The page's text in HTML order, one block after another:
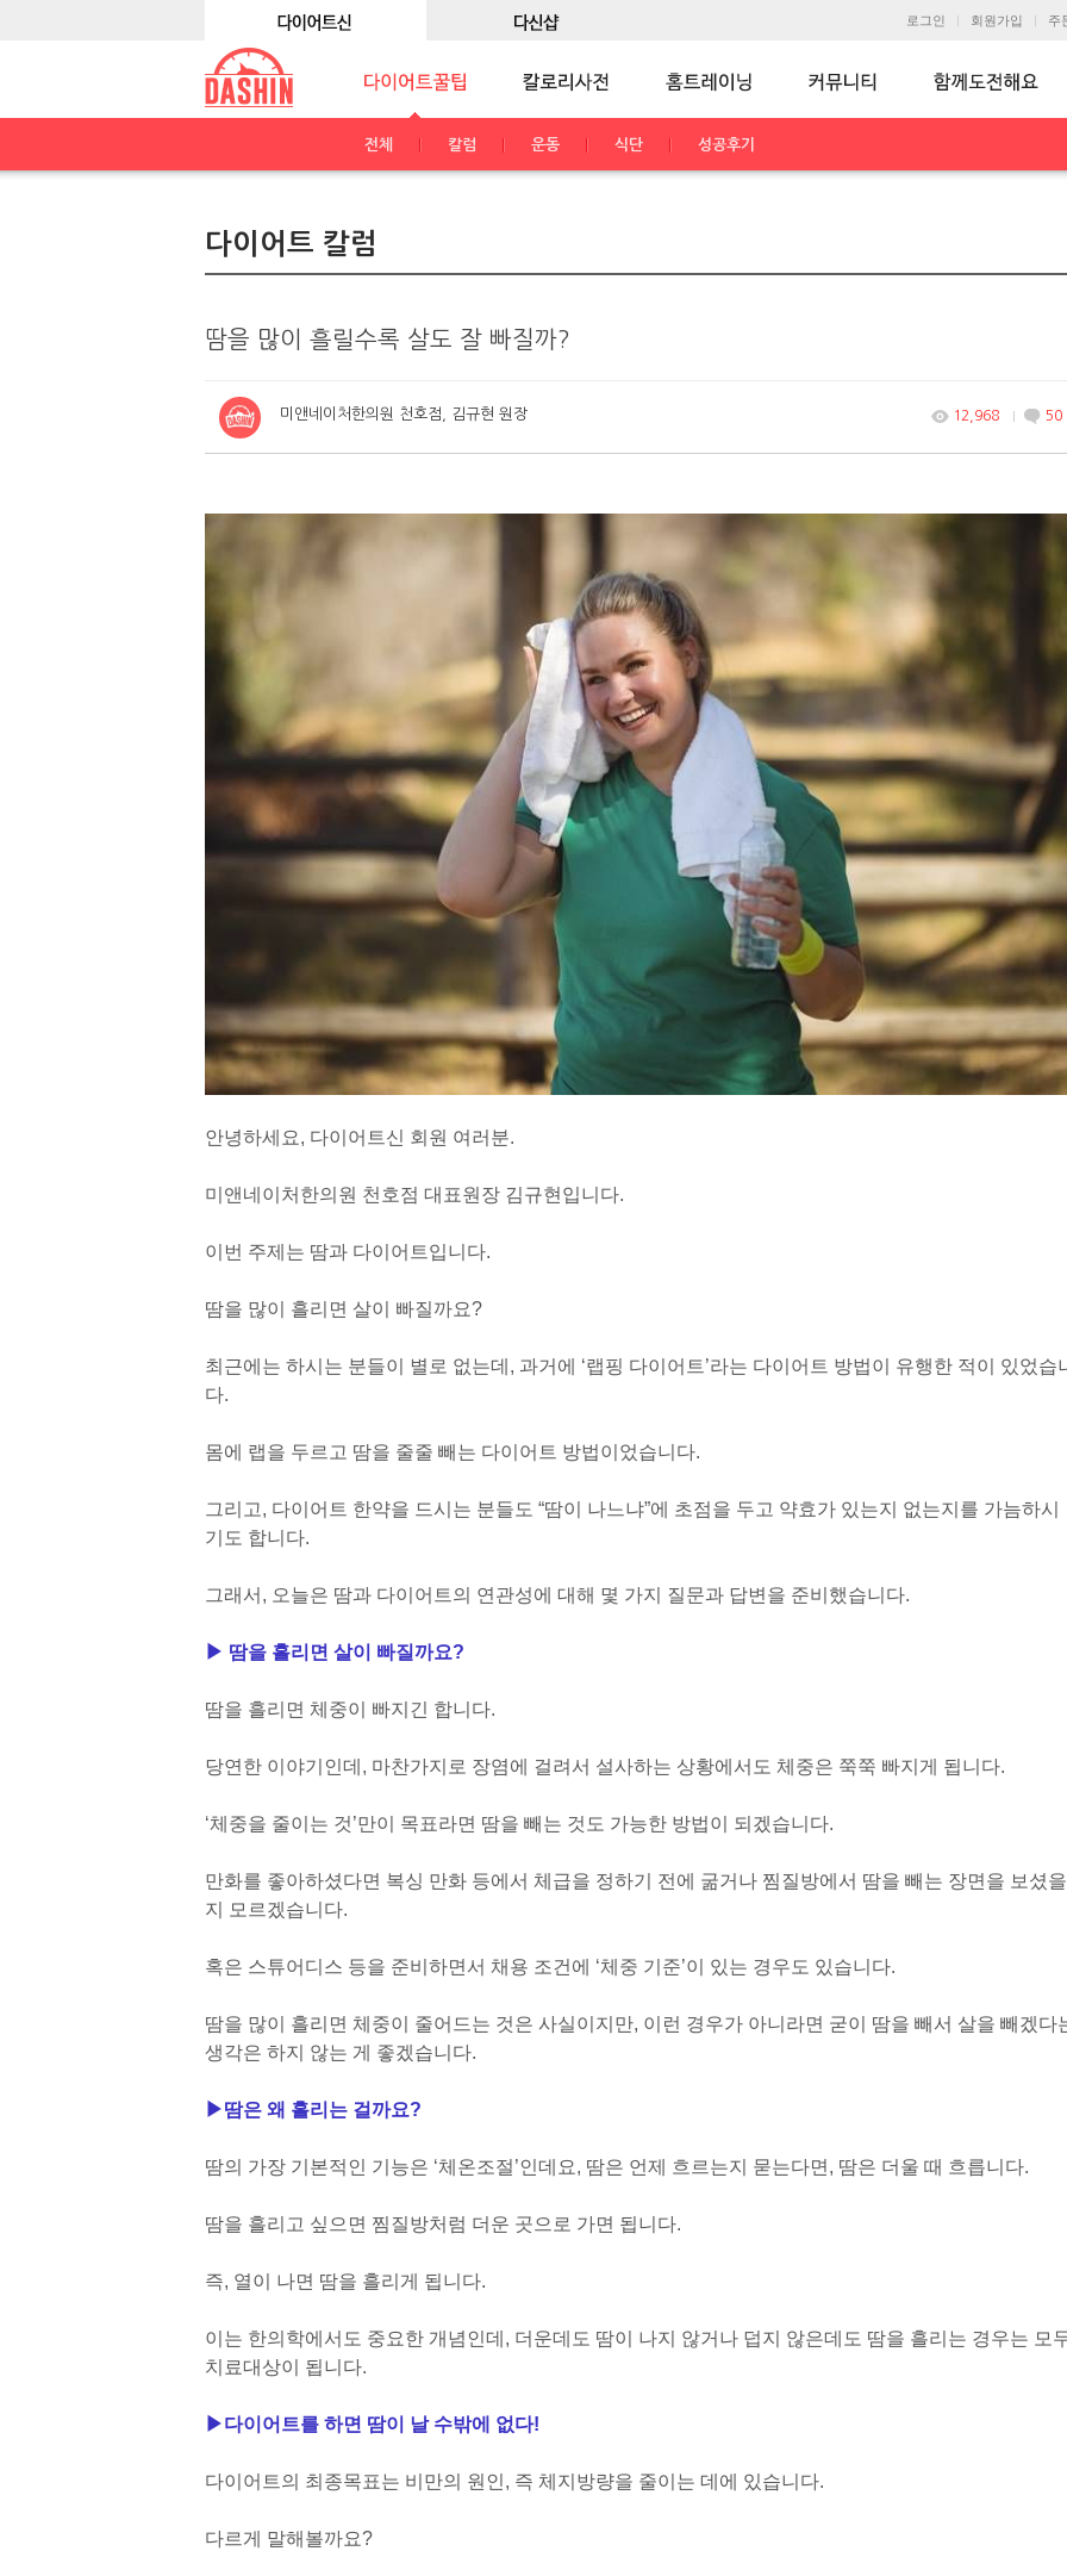
로그인 회원가입 주
전체 칼럼 운동 식단 성공후기
다이어트 칼럼
땀을 많이 흘릴수록 살도 잘 빠질까?
미앤네이처한의원 천호점, 김규현 원장 12,968 50
안녕하세요, 다이어트신 회원 여러분.
미앤네이처한의원 천호점 대표원장 김규현입니다.
이번 주제는 땀과 다이어트입니다.
땀을 많이 흘리면 살이 빠질까요?
최근에는 하시는 분들이 별로 없는데, 과거에 ‘랩핑 다이어트’라는 다이어트 방법이 유행한 적이 있었습
다.
몸에 랩을 두르고 땀을 줄줄 빼는 다이어트 방법이었습니다.
그리고, 다이어트 한약을 드시는 분들도 “땀이 나느냐”에 초점을 두고 약효가 있는지 없는지를 가늠하시
기도 합니다.
그래서, 오늘은 땀과 다이어트의 연관성에 대해 몇 가지 질문과 답변을 준비했습니다.
▶ 땀을 흘리면 살이 빠질까요?
땀을 흘리면 체중이 빠지긴 합니다.
당연한 이야기인데, 마찬가지로 장염에 걸려서 설사하는 상황에서도 체중은 쭉쭉 빠지게 됩니다.
‘체중을 줄이는 것’만이 목표라면 땀을 빼는 것도 가능한 방법이 되겠습니다.
만화를 좋아하셨다면 복싱 만화 등에서 체급을 정하기 전에 굶거나 찜질방에서 땀을 빼는 장면을 보셨을
지 모르겠습니다.
혹은 스튜어디스 등을 준비하면서 채용 조건에 ‘체중 기준’이 있는 경우도 있습니다.
땀을 많이 흘리면 체중이 줄어드는 것은 사실이지만, 이런 경우가 아니라면 굳이 땀을 빼서 살을 빼겠다
생각은 하지 않는 게 좋겠습니다.
▶땀은 왜 흘리는 걸까요?
땀의 가장 기본적인 기능은 ‘체온조절’인데요, 땀은 언제 흐르는지 묻는다면, 땀은 더울 때 흐릅니다.
땀을 흘리고 싶으면 찜질방처럼 더운 곳으로 가면 됩니다.
즉, 열이 나면 땀을 흘리게 됩니다.
이는 한의학에서도 중요한 개념인데, 더운데도 땀이 나지 않거나 덥지 않은데도 땀을 흘리는 경우는 모
치료대상이 됩니다.
▶다이어트를 하면 땀이 날 수밖에 없다!
다이어트의 최종목표는 비만의 원인, 즉 체지방량을 줄이는 데에 있습니다.
다르게 말해볼까요?